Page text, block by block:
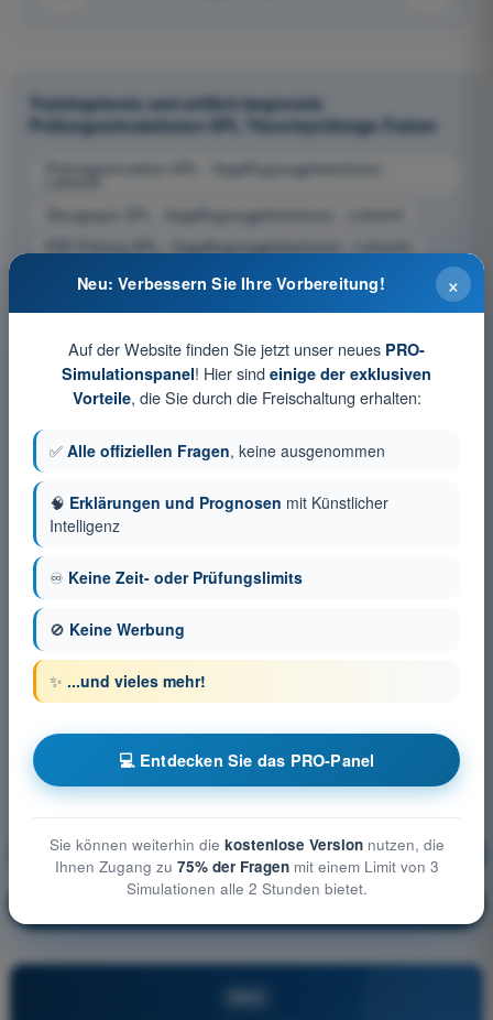
Trainingstests und zeitlich begrenzte
Prüfungssimulationen SPL Theorieprüfungs-Trainer
Prüfungssimulation SPL - Segelflugzeugpilotenlizenz -
Übungsquiz SPL - Segelflugzeugpilotenlizenz - Luftrecht
PDF-Prüfung SPL - Segelflugzeugpilotenlizenz - Luftrecht
Luftrecht Ausbildung!
×
Neu: Verbessern Sie Ihre Vorbereitung!
Auf der Website finden Sie jetzt unser neues PRO-
Simulationspanel! Hier sind einige der exklusiven
Vorteile, die Sie durch die Freischaltung erhalten:
✅ Alle offiziellen Fragen, keine ausgenommen
🧠 Erklärungen und Prognosen mit Künstlicher
Intelligenz
♾️ Keine Zeit- oder Prüfungslimits
🚫 Keine Werbung
✨ ...und vieles mehr!
💻 Entdecken Sie das PRO-Panel
Sie können weiterhin die kostenlose Versionnutzen, die
Ihnen Zugang zu 75% der Fragenmit einem Limit von 3
Simulationen alle 2 Stunden bietet.